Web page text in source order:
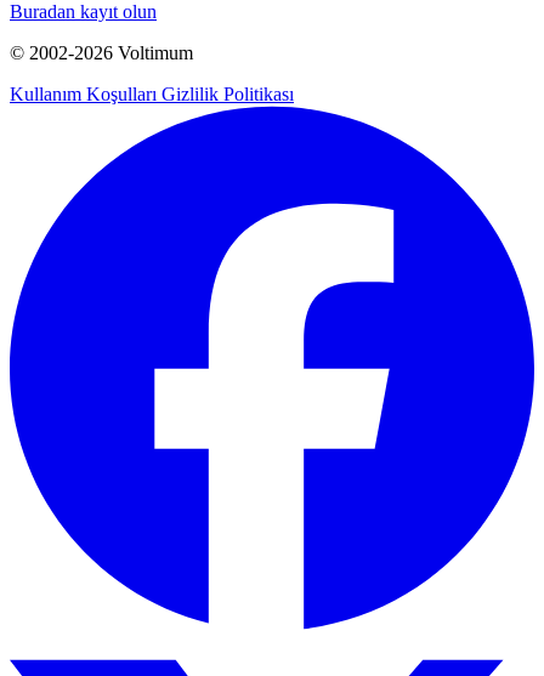
Buradan kayıt olun
© 2002-2026 Voltimum
Kullanım Koşulları Gizlilik Politikası